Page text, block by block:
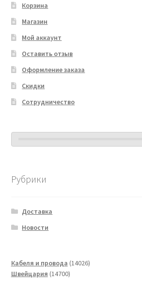
Корзина
Магазин
Мой аккаунт
Оставить отзыв
Оформление заказа
Скидки
Сотрудничество
Рубрики
Доставка
Новости
Кабеля и провода 1402614026
Швейцария 1470014700